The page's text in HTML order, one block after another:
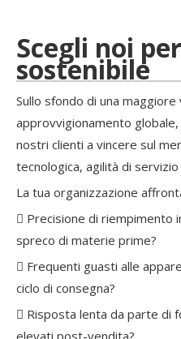
Scegli noi
sostenibile
Sullo sfondo di una
approvvigionamento
nostri clienti a vincere sul
tecnologica, agilità di
La tua organizzazione
 Precisione di riempimento
spreco di materie prime?
 Frequenti guasti alle
ciclo di consegna?
 Risposta lenta da parte di
elevati post-vendita?